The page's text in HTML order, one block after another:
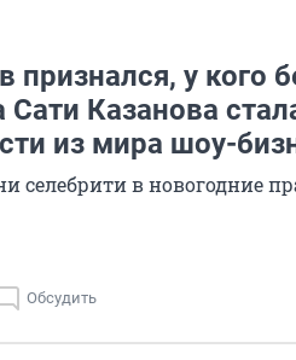
у кого
Казанова
из мира шоу-
селебрити в новогодние
Обсудить